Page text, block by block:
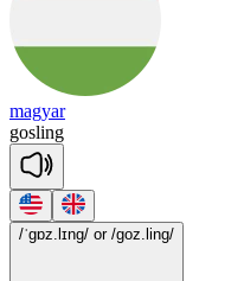
magyar
gosling
/ˈgɒz.lɪng/ or /goz.ling/